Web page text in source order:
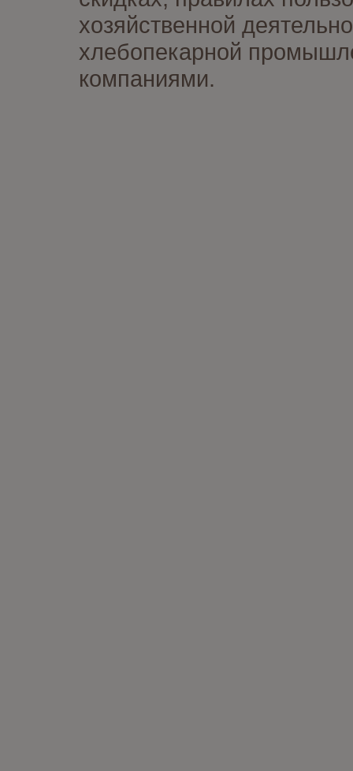
хозяйственной
хлебопекарной
компаниями.